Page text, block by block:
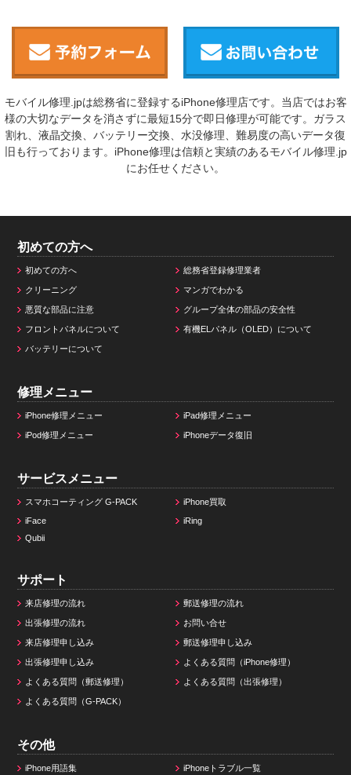
モバイル修理.jpは総務省に登録するiPhone修理店です。当店ではお客
様の大切なデータを消さずに最短15分で即日修理が可能です。ガラス
割れ、液晶交換、バッテリー交換、水没修理、難易度の高いデータ復
旧も行っております。iPhone修理は信頼と実績のあるモバイル修理.jp
にお任せください。
初めての方へ
初めての方へ 総務省登録修理業者
クリーニング マンガでわかる
悪質な部品に注意 グループ全体の部品の安全性
フロントパネルについて 有機ELパネル（OLED）について
バッテリーについて
修理メニュー
iPhone修理メニュー iPad修理メニュー
iPod修理メニュー iPhoneデータ復旧
サービスメニュー
スマホコーティング G-PACK
iPhone買取
iFace
iRing
Qubii
サポート
来店修理の流れ 郵送修理の流れ
出張修理の流れ お問い合せ
来店修理申し込み 郵送修理申し込み
出張修理申し込み よくある質問（iPhone修理）
よくある質問（郵送修理） よくある質問（出張修理）
よくある質問（G-PACK）
その他
iPhone用語集 iPhoneトラブル一覧